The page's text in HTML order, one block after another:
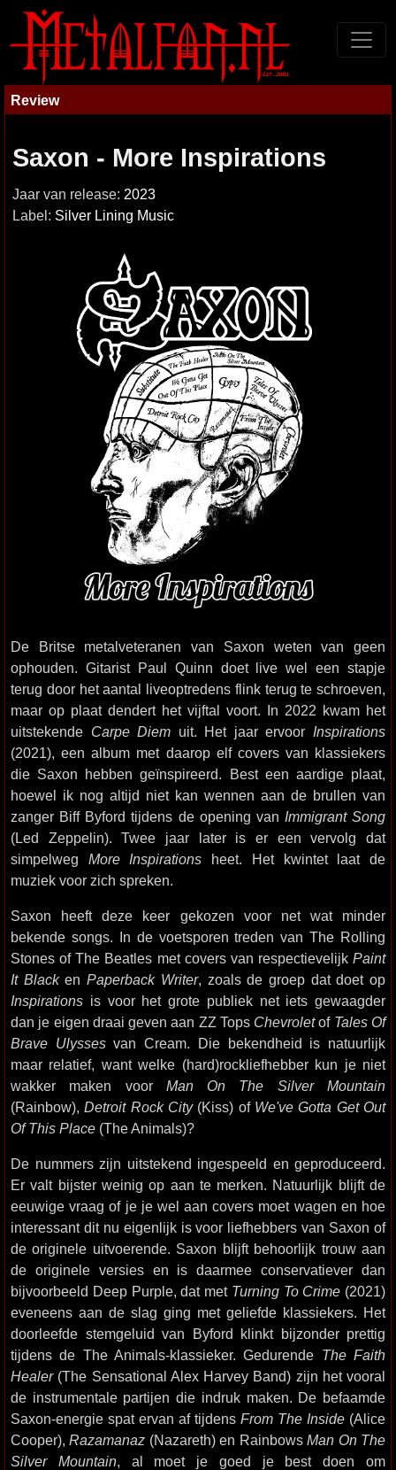
Review
Saxon - More Inspirations
Jaar van release: 2023
Label: Silver Lining Music
De Britse metalveteranen van Saxon weten van geen
ophouden. Gitarist Paul Quinn doet live wel een stapje
terug door het aantal liveoptredens flink terug te schroeven,
maar op plaat dendert het vijftal voort. In 2022 kwam het
uitstekende Carpe Diem uit. Het jaar ervoor Inspirations
(2021), een album met daarop elf covers van klassiekers
die Saxon hebben geïnspireerd. Best een aardige plaat,
hoewel ik nog altijd niet kan wennen aan de brullen van
zanger Biff Byford tijdens de opening van Immigrant Song
(Led Zeppelin). Twee jaar later is er een vervolg dat
simpelweg More Inspirations heet. Het kwintet laat de
muziek voor zich spreken.
Saxon heeft deze keer gekozen voor net wat minder
bekende songs. In de voetsporen treden van The Rolling
Stones of The Beatles met covers van respectievelijk Paint
It BlackenPaperback Writer, zoals de groep dat doet op
Inspirations is voor het grote publiek net iets gewaagder
dan je eigen draai geven aan ZZ Tops Chevroletof Tales Of
Brave Ulyssesvan Cream. Die bekendheid is natuurlijk
maar relatief, want welke (hard)rockliefhebber kun je niet
wakker maken voor Man On The Silver Mountain
(Rainbow),Detroit Rock City(Kiss) of We've Gotta Get Out
Of This Place (The Animals)?
De nummers zijn uitstekend ingespeeld en geproduceerd.
Er valt bijster weinig op aan te merken. Natuurlijk blijft de
eeuwige vraag of je je wel aan covers moet wagen en hoe
interessant dit nu eigenlijk is voor liefhebbers van Saxon of
de originele uitvoerende. Saxon blijft behoorlijk trouw aan
de originele versies en is daarmee conservatiever dan
bijvoorbeeld Deep Purple, dat met Turning To Crime (2021)
eveneens aan de slag ging met geliefde klassiekers. Het
doorleefde stemgeluid van Byford klinkt bijzonder prettig
tijdens de The Animals-klassieker. Gedurende The Faith
Healer(The Sensational Alex Harvey Band) zijn het vooral
de instrumentale partijen die indruk maken. De befaamde
Saxon-energie spat ervan af tijdens From The Inside (Alice
Cooper),Razamanaz (Nazareth) en RainbowsMan On The
Silver Mountain, al moet je goed je best doen om